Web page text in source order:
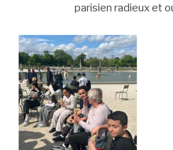
parisien radieux et